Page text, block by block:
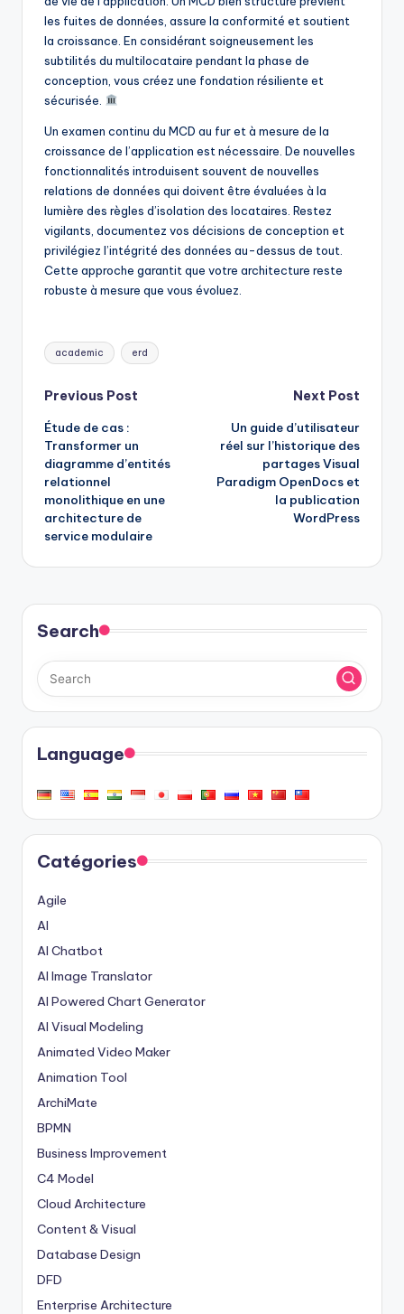
les fuites de données, assure la conformité et soutient
la croissance. En considérant soigneusement les
subtilités du multilocataire pendant la phase de
conception, vous créez une fondation résiliente et
sécurisée.
Un examen continu du MCD au fur et à mesure de la
croissance de l’application est nécessaire. De nouvelles
fonctionnalités introduisent souvent de nouvelles
relations de données qui doivent être évaluées à la
lumière des règles d’isolation des locataires. Restez
vigilants, documentez vos décisions de conception et
privilégiez l’intégrité des données au-dessus de tout.
Cette approche garantit que votre architecture reste
robuste à mesure que vous évoluez.
Tags:
academic erd
Post
navigation
Previous Post
Étude de cas :
Transformer un
diagramme d’entités
relationnel
monolithique en une
architecture de
service modulaire
Next Post
Un guide d’utilisateur
réel sur l’historique des
partages Visual
Paradigm OpenDocs et
la publication
WordPress
Search
Language
Catégories
Agile
AI
AI Chatbot
AI Image Translator
AI Powered Chart Generator
AI Visual Modeling
Animated Video Maker
Animation Tool
ArchiMate
BPMN
Business Improvement
C4 Model
Cloud Architecture
Content & Visual
Database Design
DFD
Enterprise Architecture